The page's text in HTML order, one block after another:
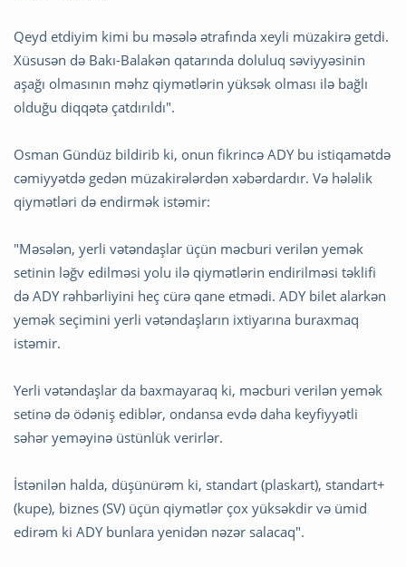
Qeyd etdiyim kimi bu məsələ ətrafında xeyli müzakirə getdi.
Xüsusən də Bakı-Balakən qatarında doluluq səviyyəsinin
aşağı olmasının məhz qiymətlərin yüksək olması ilə bağlı
olduğu diqqətə çatdırıldı".
Osman Gündüz bildirib ki, onun fikrincə ADY bu istiqamətdə
cəmiyyətdə gedən müzakirələrdən xəbərdardır. Və hələlik
qiymətləri də endirmək istəmir:
"Məsələn, yerli vətəndaşlar üçün məcburi verilən yemək
setinin ləğv edilməsi yolu ilə qiymətlərin endirilməsi təklifi
də ADY rəhbərliyini heç cürə qane etmədi. ADY bilet alarkən
yemək seçimini yerli vətəndaşların ixtiyarına buraxmaq
istəmir.
Yerli vətəndaşlar da baxmayaraq ki, məcburi verilən yemək
setinə də ödəniş ediblər, ondansa evdə daha keyfiyyətli
səhər yeməyinə üstünlük verirlər.
İstənilən halda, düşünürəm ki, standart (plaskart), standart+
(kupe), biznes (SV) üçün qiymətlər çox yüksəkdir və ümid
edirəm ki ADY bunlara yenidən nəzər salacaq".